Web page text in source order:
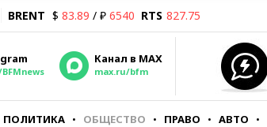
BRENT $ 83.89 / ₽ 6540 RTS 827.75
Канал в MAX
max.ru/bfm
ПОЛИТИКА ОБЩЕСТВО ПРАВО АВТО